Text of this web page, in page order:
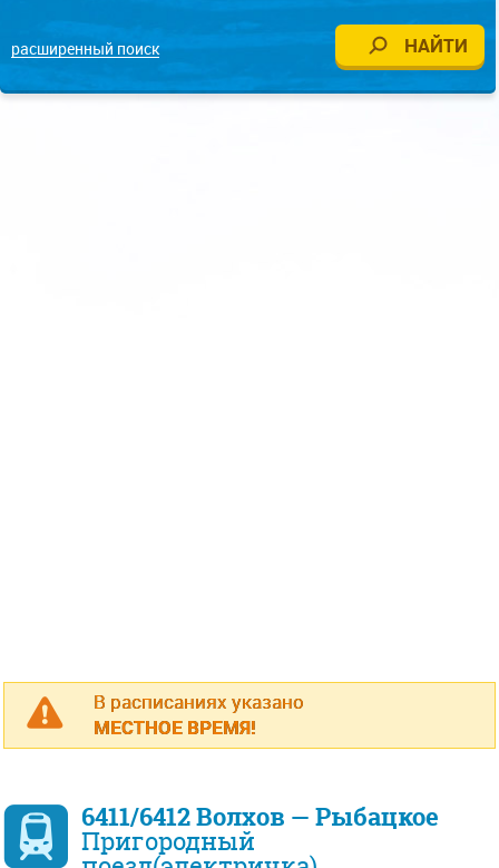
расширенный поиск
В расписаниях указано
МЕСТНОЕ ВРЕМЯ!
6411/6412 Волхов — Рыбацкое
Пригородный